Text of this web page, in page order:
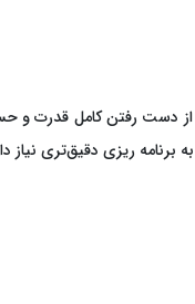
دست رفتن کامل قدرت و
‌ریزی دقیق‌تری نیاز